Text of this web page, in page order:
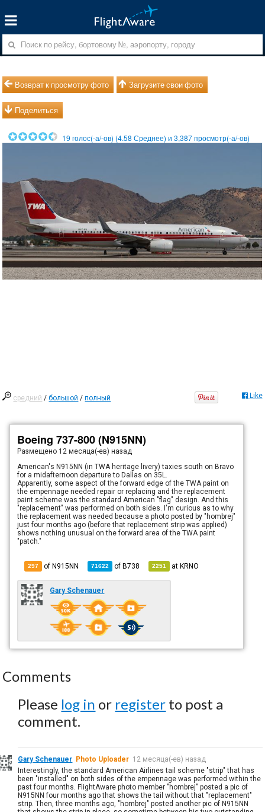
Возврат к просмотру фото Загрузите свои фото
Поделиться
19 голос(-а/-ов) (4.58 Среднее) и3,387просмотр(-а/-ов)
средний /большой /полный Like
Boeing 737-800 (N915NN)
Размещено 12 месяца(-ев) назад
American's N915NN (in TWA heritage livery) taxies south on Bravo
for a midafternoon departure to Dallas on 35L.
Apparently, some aspect of the forward edge of the TWA paint on
the empennage needed repair or replacing and the replacement
paint scheme was the standard American "flag" design. And this
"replacement" was performed on both sides. I'm curious as to why
the replacement was needed because a photo posted by "hombrej"
just four months ago (before that replacement strip was applied)
shows nothing unusual on the forward area of the TWA paint
"patch."
297 of N915NN 71622 ofB738 2251 atKRNO
Gary Schenauer
Comments
Please log in or register to post a
comment.
Gary Schenauer Photo Uploader 12 месяца(-ев) назад
Interestingly, the standard American Airlines tail scheme "strip" that has
been "installed" on both sides of the empennage was performed within the
past four months. FlightAware photo member "hombrej" posted a pic of
N915NN four months ago that shows the tail without that "replacement"
strip. Then, three months ago, "hombrej" posted another pic of N915NN